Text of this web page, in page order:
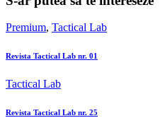
Premium, Tactical Lab
Revista Tactical Lab nr. 01
Tactical Lab
Revista Tactical Lab nr. 25